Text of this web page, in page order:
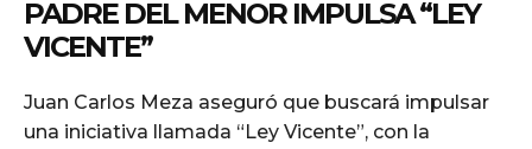
PADRE DEL MENOR IMPULSA “LEY
VICENTE”
Juan Carlos Meza aseguró que buscará impulsar
una iniciativa llamada “Ley Vicente”, con la